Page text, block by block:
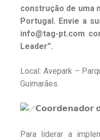
construção de uma
Portugal. Envie a
info@tag-pt.com
Leader”.
Local: Avepark –
Guimarães
𝗖𝗼𝗼𝗿𝗱𝗲𝗻𝗮𝗱𝗼𝗿
Para liderar a